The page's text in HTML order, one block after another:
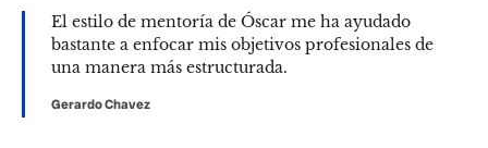
El estilo de mentoría de Óscar me ha ayudado
bastante a enfocar mis objetivos profesionales de
una manera más estructurada.
Gerardo Chavez